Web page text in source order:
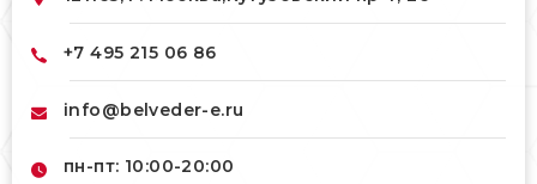
+7 495 215 06 86
info@belveder-e.ru
пн-пт: 10:00-20:00